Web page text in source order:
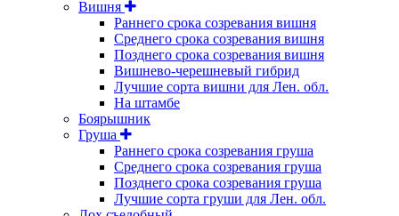
Вишня
Раннего срока созревания вишня
Среднего срока созревания вишня
Позднего срока созревания вишня
Вишнево-черешневый гибрид
Лучшие сорта вишни для Лен. обл.
На штамбе
Боярышник
Груша
Раннего срока созревания груша
Среднего срока созревания груша
Позднего срока созревания груша
Лучшие сорта груши для Лен. обл.